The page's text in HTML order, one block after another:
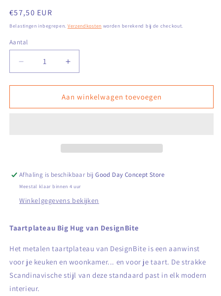
Normale
prijs
€57,50 EUR
Belastingen inbegrepen. Verzendkosten worden berekend bij de checkout.
Aantal
Aantal
verlagen
voor
stand
Aantal
verhogen
voor
Cake
stand
Aan winkelwagen toevoegen
Afhaling is beschikbaar bijGood Day Concept Store
Meestal klaar binnen 4 uur
Winkelgegevens bekijken
Taartplateau Big Hug van DesignBite
Het metalen taartplateau van DesignBite is een aanwinst
voor je keuken en woonkamer... en voor je taart. De strakke
Scandinavische stijl van dezestandaard past in elk modern
interieur.